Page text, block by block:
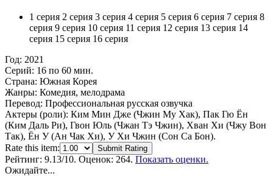
1 серия 2 серия 3 серия 4 серия 5 серия 6 серия 7 серия 8
серия 9 серия 10 серия 11 серия 12 серия 13 серия 14
серия 15 серия 16 серия
Год: 2021
Серий: 16 по 60 мин.
Страна: Южная Корея
Жанры: Комедия, мелодрама
Перевод: Профессиональная русская озвучка
Актеры (роли): Ким Мин Дже (Чжин Му Хак), Пак Гю Ён
(Ким Даль Ри), Гвон Юль (Чжан Тэ Чжин), Хван Хи (Чжу Вон
Так), Ён У (Ан Чак Хи), У Хи Чжин (Сон Са Бон).
Rate this item:
Submit Rating
Рейтинг: 9.13/10. Оценок: 264. Показать оценки.
Ожидайте...